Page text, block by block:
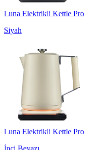
Luna Elektrikli Kettle Pro
Siyah
Luna Elektrikli Kettle Pro
İnci Beyazı